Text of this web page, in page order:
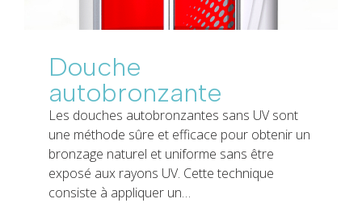
Douche
autobronzante
Les douches autobronzantes sans UV sont
une méthode sûre et efficace pour obtenir un
bronzage naturel et uniforme sans être
exposé aux rayons UV. Cette technique
consiste à appliquer un…